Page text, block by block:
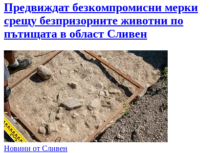
Предвиждат безкомпромисни мерки
срещу безпризорните животни по
пътищата в област Сливен
Новини от Сливен